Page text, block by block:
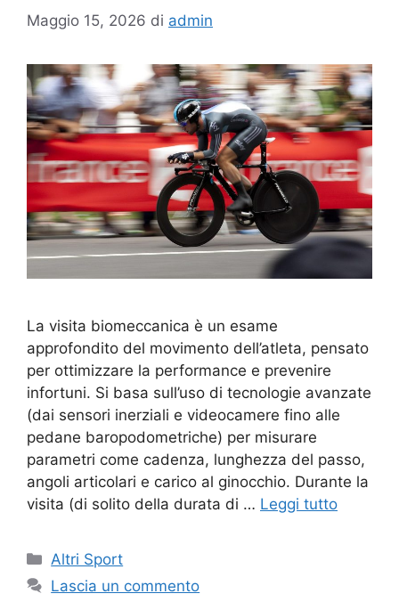
Maggio 15, 2026 di admin
La visita biomeccanica è un esame
approfondito del movimento dell’atleta, pensato
per ottimizzare la performance e prevenire
infortuni. Si basa sull’uso di tecnologie avanzate
(dai sensori inerziali e videocamere fino alle
pedane baropodometriche) per misurare
parametri come cadenza, lunghezza del passo,
angoli articolari e carico al ginocchio. Durante la
visita (di solito della durata di … Leggi tutto
Altri Sport
Lascia un commento